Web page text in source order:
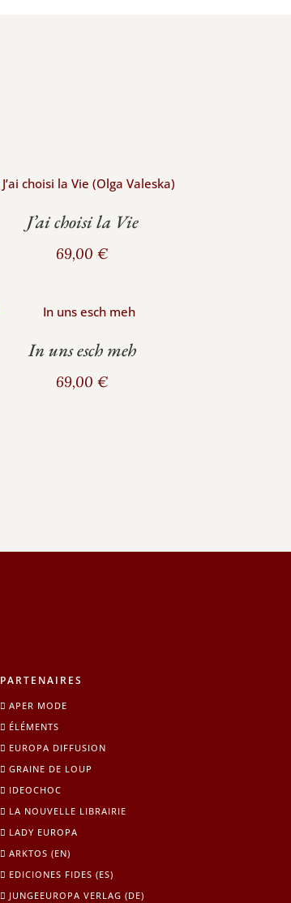
J’ai choisi la Vie
69,00€
In uns esch meh
69,00€
PARTENAIRES
APER MODE
ÉLÉMENTS
EUROPA DIFFUSION
GRAINE DE LOUP
IDEOCHOC
LA NOUVELLE LIBRAIRIE
LADY EUROPA
ARKTOS (EN)
EDICIONES FIDES (ES)
JUNGEEUROPA VERLAG (DE)